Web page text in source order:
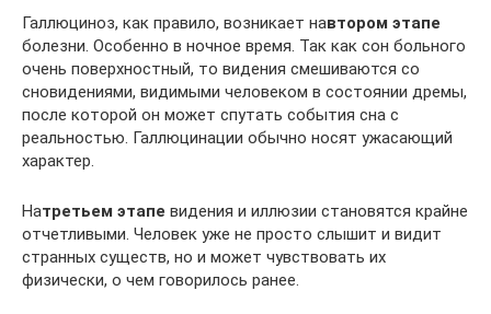
Галлюциноз, как правило, возникает навтором этапе
болезни. Особенно в ночное время. Так как сон больного
очень поверхностный, то видения смешиваются со
сновидениями, видимыми человеком в состоянии дремы,
после которой он может спутать события сна с
реальностью. Галлюцинации обычно носят ужасающий
характер.
Натретьем этапе видения и иллюзии становятся крайне
отчетливыми. Человек уже не просто слышит и видит
странных существ, но и может чувствовать их
физически, о чем говорилось ранее.